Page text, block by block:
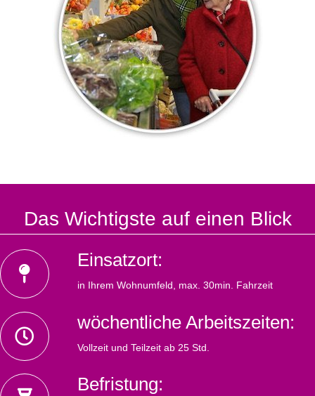
Das Wichtigste auf einen Blick
Einsatzort:
in Ihrem Wohnumfeld, max. 30min. Fahrzeit
wöchentliche Arbeitszeiten:
Vollzeit und Teilzeit ab 25 Std.
Befristung: